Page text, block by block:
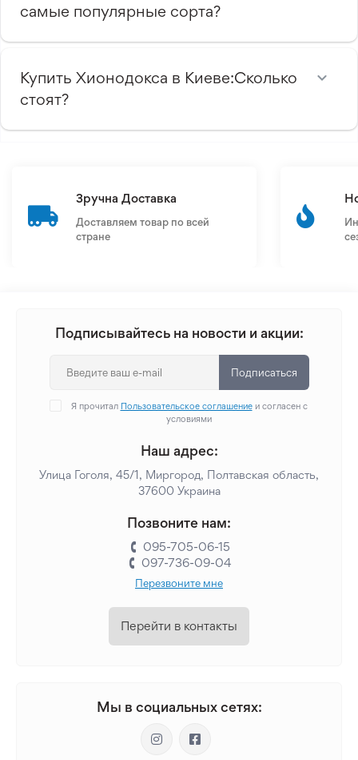
самые популярные сорта?
Купить Хионодокса в Киеве:Сколько
стоят?
Зручна Доставка
Доставляем товар по всей
стране
Подписывайтесь на новости и акции:
Подписаться
Я прочитал Пользовательское соглашениеи согласен с
условиями
Наш адрес:
Улица Гоголя, 45/1, Миргород, Полтавская область,
37600 Украина
Позвоните нам:
095-705-06-15
097-736-09-04
Перезвоните мне
Перейти в контакты
Мы в социальных сетях: